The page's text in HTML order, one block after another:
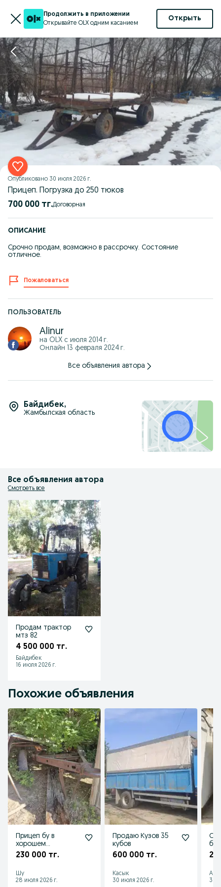
Продолжить в приложении
Открывайте OLX одним касанием
Открыть
Опубликовано 30 июля 2026 г.
Прицеп. Погрузка до 250 тюков
700 000 тг. Договорная
ОПИСАНИЕ
Срочно продам, возможно в рассрочку. Состояние
отличное.
Пожаловаться
ПОЛЬЗОВАТЕЛЬ
Alinur
на OLX с июля 2014 г.
Онлайн 13 февраля 2024 г.
Все объявления автора
Байдибек,
Жамбылская область
Все объявления автора
Смотреть все
Продам трактор
мтз 82
4 500 000 тг.
Байдибек
16 июля 2026 г.
Похожие объявления
Прицеп бу в
хорошем
состоянии
230 000 тг.
Шу
28 июля 2026 г.
Продаю Кузов 35
кубов
600 000 тг.
Касык
30 июля 2026 г.
Аса
30